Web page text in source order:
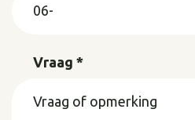
Vraag *